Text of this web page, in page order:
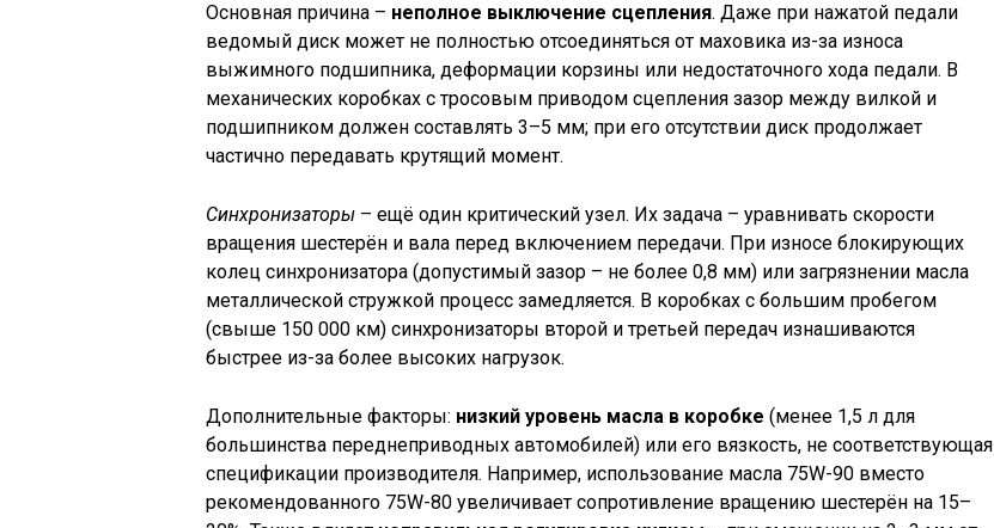
Основная причина – неполное выключение сцепления. Даже при нажатой педали
ведомый диск может не полностью отсоединяться от маховика из-за износа
выжимного подшипника, деформации корзины или недостаточного хода педали. В
механических коробках с тросовым приводом сцепления зазор между вилкой и
подшипником должен составлять 3–5 мм; при его отсутствии диск продолжает
частично передавать крутящий момент.
Синхронизаторы – ещё один критический узел. Их задача – уравнивать скорости
вращения шестерён и вала перед включением передачи. При износе блокирующих
колец синхронизатора (допустимый зазор – не более 0,8 мм) или загрязнении масла
металлической стружкой процесс замедляется. В коробках с большим пробегом
(свыше 150 000 км) синхронизаторы второй и третьей передач изнашиваются
быстрее из-за более высоких нагрузок.
Дополнительные факторы: низкий уровень масла в коробке (менее 1,5 л для
большинства переднеприводных автомобилей) или его вязкость, не соответствующая
спецификации производителя. Например, использование масла 75W-90 вместо
рекомендованного 75W-80 увеличивает сопротивление вращению шестерён на 15–